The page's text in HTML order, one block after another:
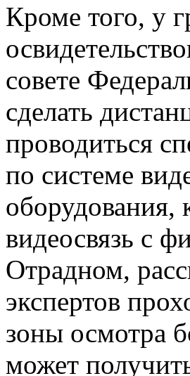
Кроме того, у
совете
сделать
проводиться
по системе
оборудования,
видеосвязь с
Отрадном,
экспертов
зоны осмотра
может